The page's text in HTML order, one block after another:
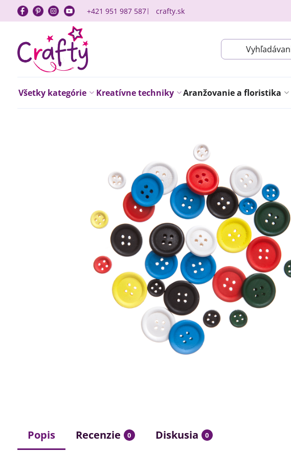
+421 951 987 587 crafty.sk
Všetky kategórie Kreatívne techniky Aranžovanie a floristika
Popis Recenzie 0 Diskusia 0